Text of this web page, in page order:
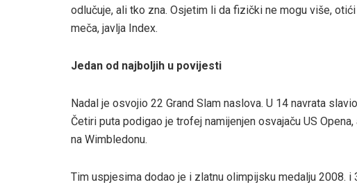
odlučuje, ali tko zna. Osjetim li da fizički ne mogu više,
meča, javlja Index.
Jedan od najboljih u povijesti
Nadal je osvojio 22 Grand Slam naslova. U 14 navrata
Četiri puta podigao je trofej namijenjen osvajaču US
na Wimbledonu.
Tim uspjesima dodao je i zlatnu olimpijsku medalju 2008.